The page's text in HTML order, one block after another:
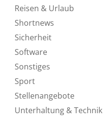
Reisen & Urlaub
Shortnews
Sicherheit
Software
Sonstiges
Sport
Stellenangebote
Unterhaltung & Technik